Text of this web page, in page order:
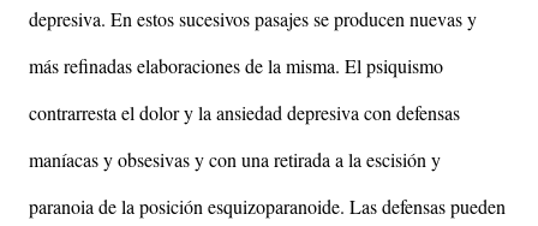
depresiva. En estos sucesivos pasajes se producen nuevas y
más refinadas elaboraciones de la misma. El psiquismo
contrarresta el dolor y la ansiedad depresiva con defensas
maníacas y obsesivas y con una retirada a la escisión y
paranoia de la posición esquizoparanoide. Las defensas pueden